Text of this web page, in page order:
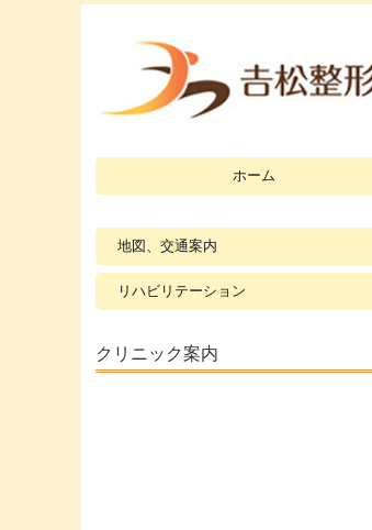
ホーム
地図、交通案内
リハビリテーション
クリニック案内